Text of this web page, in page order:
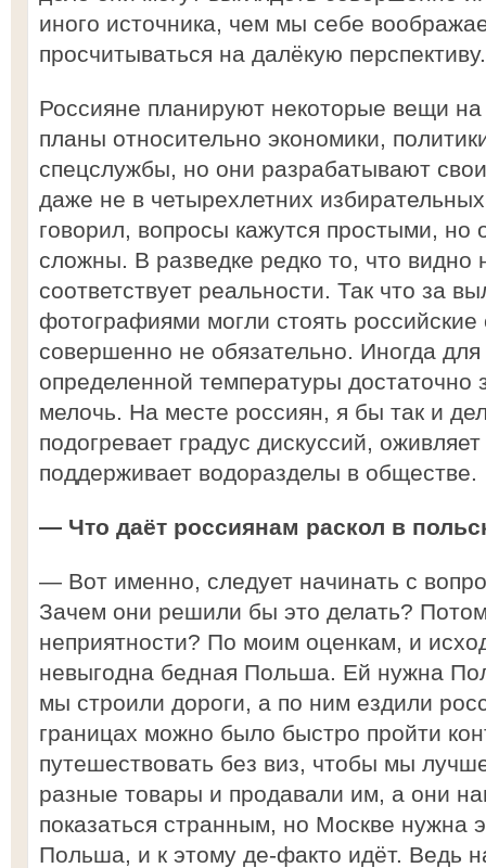
иного источника, чем мы себе
просчитываться на далёкую перспективу.
Россияне планируют некоторые вещи
планы относительно экономики,
спецслужбы, но они разрабатывают
даже не в четырехлетних
говорил, вопросы кажутся простыми, но
сложны. В разведке редко то, что
соответствует реальности. Так что за
фотографиями могли стоять
совершенно не обязательно. Иногда
определенной температуры достаточно
мелочь. На месте россиян, я бы так и
подогревает градус дискуссий,
поддерживает водоразделы в обществе.
— Что даёт россиянам раскол в
— Вот именно, следует начинать с
Зачем они решили бы это делать?
неприятности? По моим оценкам, и
невыгодна бедная Польша. Ей нужна
мы строили дороги, а по ним ездили
границах можно было быстро пройти
путешествовать без виз, чтобы мы
разные товары и продавали им, а они
показаться странным, но Москве нужна
Польша, и к этому де-факто идёт. Ведь